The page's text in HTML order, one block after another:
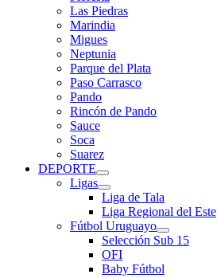
Las Piedras
Marindia
Migues
Neptunia
Parque del Plata
Paso Carrasco
Pando
Rincón de Pando
Sauce
Soca
Suarez
DEPORTE
Ligas
Liga de Tala
Liga Regional del Este
Fútbol Uruguayo
Selección Sub 15
OFI
Baby Fútbol